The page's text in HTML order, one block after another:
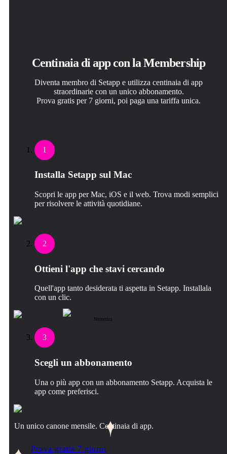
Centinaia di app con la Membership
Diventa membro di Setapp e utilizza centinaia di app
straordinarie con un unico abbonamento.
Prova gratis per 7 giorni, poi paga una tariffa unica.
1
Installa Setapp sul Mac
Scopri le app per Mac, iOS e il web. Trova modi semplici
per risolvere le attività quotidiane.
2
Ottieni l'app che stavi cercando
Quell'app tanto desiderata ti aspetta in Setapp. Installala
con un clic.
Numerics
3
Scegli un abbonamento
Una o più app con un abbonamento Setapp. Acquista le
app come preferisci.
Un unico canone mensile. Centinaia di app.
Prova gratis 7 giorni